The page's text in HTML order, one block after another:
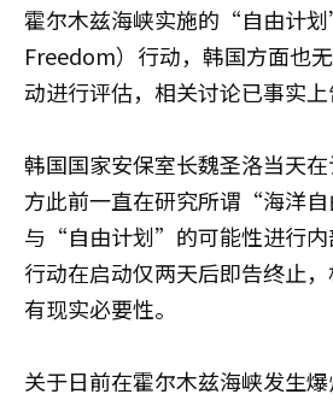
霍尔木兹海峡实施的“自由计
Freedom）行动，韩国方面也
动进行评估，相关讨论已事实上
韩国国家安保室长魏圣洛当天
方此前一直在研究所谓“海洋
与“自由计划”的可能性进行内
行动在启动仅两天后即告终止
有现实必要性。
关于日前在霍尔木兹海峡发生